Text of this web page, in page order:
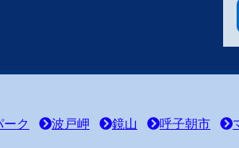
ク 波戸岬 鏡山 呼子朝市